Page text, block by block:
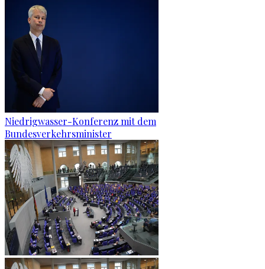
Niedrigwasser-Konferenz mit dem
Bundesverkehrsminister